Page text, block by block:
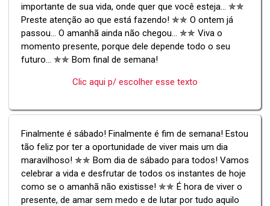
importante de sua vida, onde quer que você esteja... ✯✯
Preste atenção ao que está fazendo! ✯✯ O ontem já
passou... O amanhã ainda não chegou... ✯✯ Viva o
momento presente, porque dele depende todo o seu
futuro… ✯✯ Bom final de semana!
Clic aqui p/ escolher esse texto
Finalmente é sábado! Finalmente é fim de semana! Estou
tão feliz por ter a oportunidade de viver mais um dia
maravilhoso! ✯✯ Bom dia de sábado para todos! Vamos
celebrar a vida e desfrutar de todos os instantes de hoje
como se o amanhã não existisse! ✯✯ É hora de viver o
presente, de amar sem medo e de lutar por tudo aquilo